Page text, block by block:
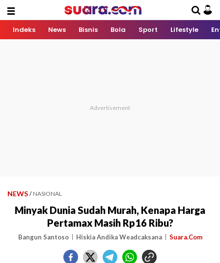
Indeks News Bisnis Bola Sport Lifestyle
NEWS / NASIONAL
Minyak Dunia Sudah Murah, Kenapa Harga
Pertamax Masih Rp16 Ribu?
Bangun Santoso Hiskia Andika Weadcaksana Suara.Com